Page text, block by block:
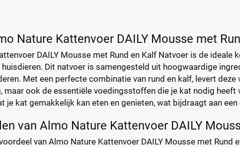
Nature Kattenvoer DAILY Mousse met
DAILY Mousse met Rund en Kalf Natvoer is de
Dit natvoer is samengesteld uit hoogwaardige
Met een perfecte combinatie van rund en kalf, levert
maar ook de essentiële voedingsstoffen die je kat nodig
je kat gemakkelijk kan eten en genieten, wat bijdraagt aan
van Almo Nature Kattenvoer DAILY
van Almo Nature Kattenvoer DAILY Mousse met